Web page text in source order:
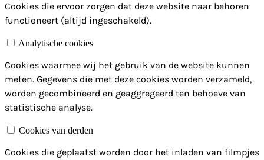
Cookies die ervoor zorgen dat deze website naar behoren
functioneert (altijd ingeschakeld).
Analytische cookies
Cookies waarmee wij het gebruik van de website kunnen
meten. Gegevens die met deze cookies worden verzameld,
worden gecombineerd en geaggregeerd ten behoeve van
statistische analyse.
Cookies van derden
Cookies die geplaatst worden door het inladen van filmpjes